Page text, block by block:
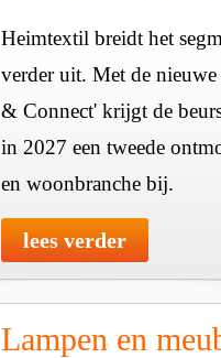
Heimtextil breidt het
verder uit. Met de
& Connect' krijgt de
in 2027 een tweede
en woonbranche bij.
lees verder
Lampen en